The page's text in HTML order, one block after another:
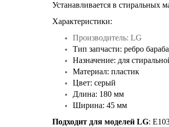
Устанавливается в стиральных
​Характеристики:
Производитель: LG
Тип запчасти: ребро
Назначение: для
Материал: пластик
Цвет: серый
Длина: 180 мм
Ширина: 45 мм
Подходит для моделей LG: